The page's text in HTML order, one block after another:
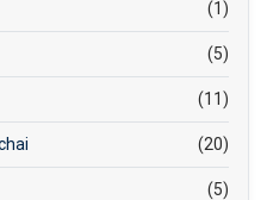
(1)
(5)
(11)
(20)
(5)